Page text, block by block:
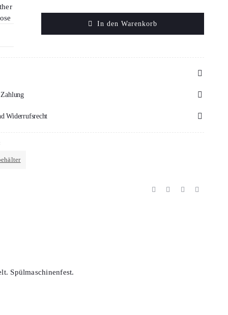
In den Warenkorb
Zahlung
Widerrufsrecht
Spülmaschinenfest.